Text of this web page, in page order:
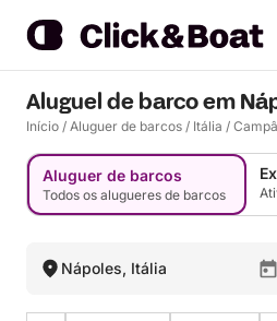
Aluguel de barco em
Início / Aluguer de barcos / Itália /
Aluguer de barcos
Todos os alugueres de barcos
Nápoles, Itália